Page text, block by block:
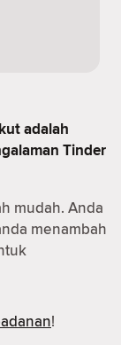
adalah
Tinder
mudah. Anda
menambah
!